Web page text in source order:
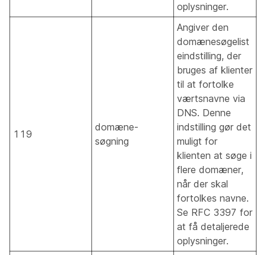
oplysninger.
119
domæne-
søgning
Angiver den
domænesøgelist
eindstilling, der
bruges af klienter
til at fortolke
værtsnavne via
DNS. Denne
indstilling gør det
muligt for
klienten at søge i
flere domæner,
når der skal
fortolkes navne.
Se RFC 3397 for
at få detaljerede
oplysninger.